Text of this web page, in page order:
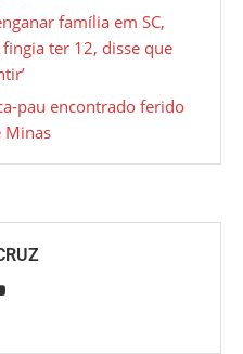
família em SC,
ter 12, disse que
pau encontrado ferido
Minas